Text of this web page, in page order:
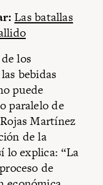
Las batallas
los
bebidas
puede
paralelo de
Martínez
de la
lo explica: “La
de